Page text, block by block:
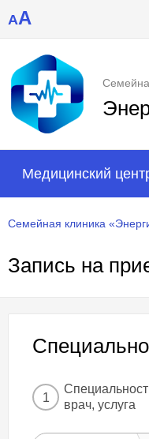
AA
Медицинский
Семейная клиника
Запись на
1
врач, услуга